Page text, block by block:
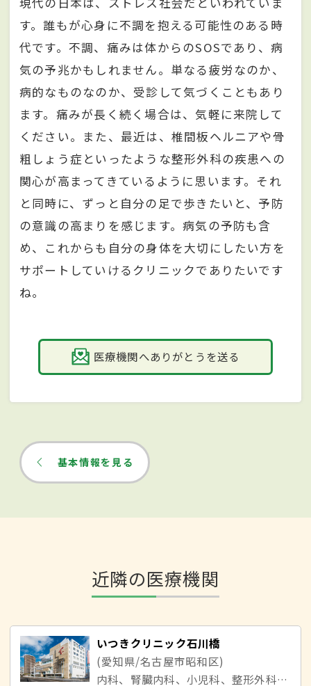
す。誰もが心身に不調を抱える可能性のある時
代です。不調、痛みは体からのSOSであり、病
気の予兆かもしれません。単なる疲労なのか、
病的なものなのか、受診して気づくこともあり
ます。痛みが長く続く場合は、気軽に来院して
ください。また、最近は、椎間板ヘルニアや骨
粗しょう症といったような整形外科の疾患への
関心が高まってきているように思います。それ
と同時に、ずっと自分の足で歩きたいと、予防
の意識の高まりを感じます。病気の予防も含
め、これからも自分の身体を大切にしたい方を
サポートしていけるクリニックでありたいです
ね。
医療機関へありがとうを送る
基本情報を見る
近隣の医療機関
いつきクリニック石川橋
(愛知県/名古屋市昭和区)
内科、腎臓内科、小児科、整形外科、皮膚科、リハビリテーション科、呼吸器内科、消化器内科、循環器内科、美容皮膚科